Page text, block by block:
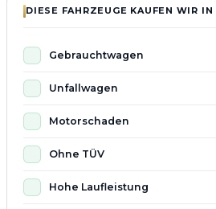
DIESE FAHRZEUGE KAUFEN WIR
Gebrauchtwagen
Unfallwagen
Motorschaden
Ohne TÜV
Hohe Laufleistung